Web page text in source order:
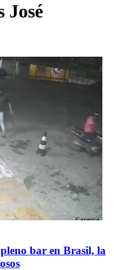
José
bar en Brasil, la